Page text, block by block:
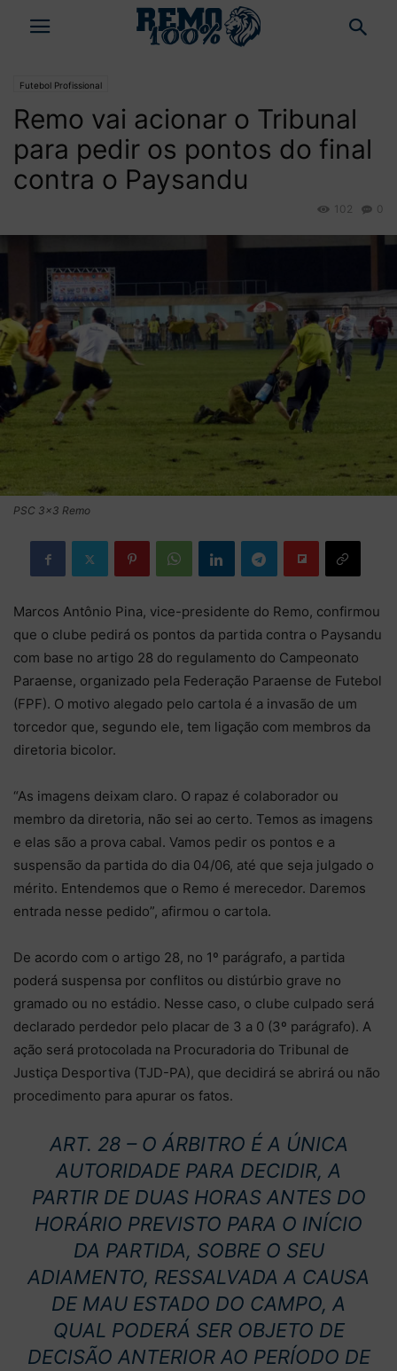
Futebol Profissional
Remo vai acionar o Tribunal
para pedir os pontos do final
contra o Paysandu
0
102
PSC 3x3 Remo
Marcos Antônio Pina, vice-presidente do Remo, confirmou
que o clube pedirá os pontos da partida contra o Paysandu
com base no artigo 28 do regulamento do Campeonato
Paraense, organizado pela Federação Paraense de Futebol
(FPF). O motivo alegado pelo cartola é a invasão de um
torcedor que, segundo ele, tem ligação com membros da
diretoria bicolor.
“As imagens deixam claro. O rapaz é colaborador ou
membro da diretoria, não sei ao certo. Temos as imagens
e elas são a prova cabal. Vamos pedir os pontos e a
suspensão da partida do dia 04/06, até que seja julgado o
mérito. Entendemos que o Remo é merecedor. Daremos
entrada nesse pedido”, afirmou o cartola.
De acordo com o artigo 28, no 1º parágrafo, a partida
poderá suspensa por conflitos ou distúrbio grave no
gramado ou no estádio. Nesse caso, o clube culpado será
declarado perdedor pelo placar de 3 a 0 (3º parágrafo). A
ação será protocolada na Procuradoria do Tribunal de
Justiça Desportiva (TJD-PA), que decidirá se abrirá ou não
procedimento para apurar os fatos.
ART. 28 – O ÁRBITRO É A ÚNICA
AUTORIDADE PARA DECIDIR, A
PARTIR DE DUAS HORAS ANTES DO
HORÁRIO PREVISTO PARA O INÍCIO
DA PARTIDA, SOBRE O SEU
ADIAMENTO, RESSALVADA A CAUSA
DE MAU ESTADO DO CAMPO, A
QUAL PODERÁ SER OBJETO DE
DECISÃO ANTERIOR AO PERÍODO DE